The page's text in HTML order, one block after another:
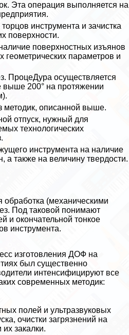
Эта операция выполняется на
инструмента и зачистка
поверхности.
поверхностных изъянов
геометрических параметров и
ПроцеДypa осуществляется
выше 200° на протяжении
методик, описанной выше.
отпуск, нужный для
технологических
инструмента на наличие
а также на величину твердости.
(механическими
Под таковой понимают
и окончательной тонкое
инструмента.
изготовления ДОФ на
был существенно
интенсифицируют все
современных методик:
полей и ультразвуковых
очистки загрязнений на
закалки.